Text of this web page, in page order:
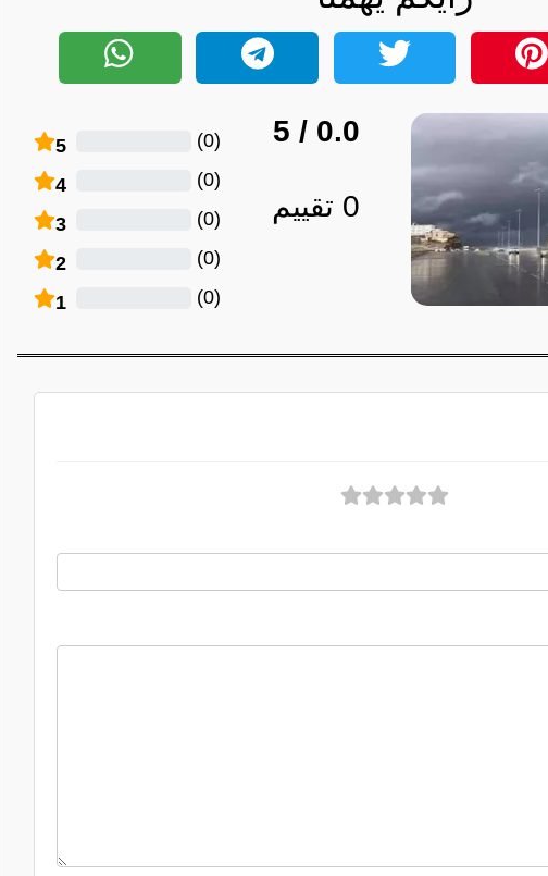
0.0
/ 5
0 تقييم
5 (
0
)
4 (
0
)
3 (
0
)
2 (
0
)
1 (
0
)